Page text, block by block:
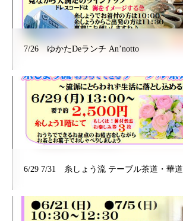
7/26 ゆかたDeランチ An’notto
6/29 7/31 糸しょう流 テーブル茶道・華道